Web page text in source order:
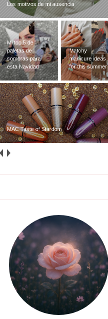
Los motivos de mi ausencia
Mi top 5 de
paletas de
sombras para
esta Navidad
Matchy
manicure ideas
for this summer
MAC Taste of Stardom